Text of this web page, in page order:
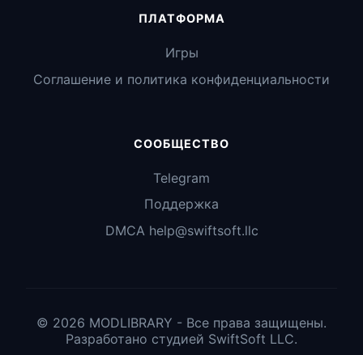
ПЛАТФОРМА
Игры
Соглашение и политика конфиденциальности
СООБЩЕСТВО
Telegram
Поддержка
DMCA help@swiftsoft.llc
© 2026 MODLIBRARY - Все права защищены.
Разработано студией SwiftSoft LLC.